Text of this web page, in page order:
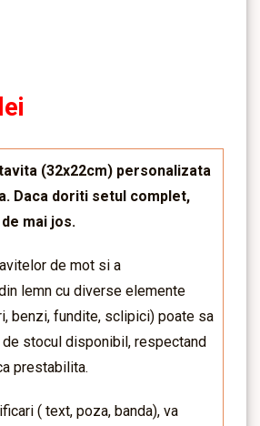
lei
(32x22cm) personalizata
Daca doriti setul complet,
mai jos.
de mot si a
lemn cu diverse elemente
benzi, fundite, sclipici) poate sa
stocul disponibil, respectand
prestabilita.
( text, poza, banda), va